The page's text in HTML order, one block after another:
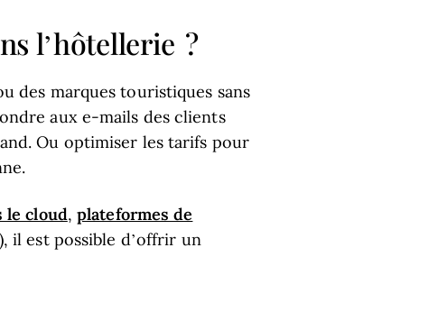
l’hôtellerie ?
des marques touristiques sans
aux e-mails des clients
Ou optimiser les tarifs pour
le cloud,plateformes de
il est possible d’offrir un